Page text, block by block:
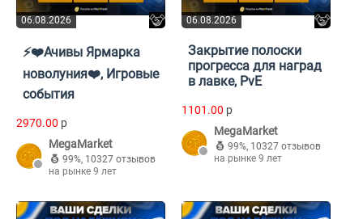
06.08.2026
⚡ㅤ❤️Ачивы Ярмарка
новолуния❤️, Игровые
события
2970.00 p
MegaMarket
99%, 10327 отзывов
на рынке 9 лет
06.08.2026
Закрытие полоски
прогресса для наград
в лавке, PvE
1101.00 p
MegaMarket
99%, 10327 отзывов
на рынке 9 лет